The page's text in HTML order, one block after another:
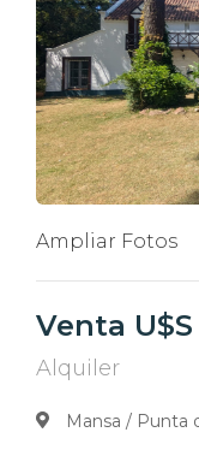
Ampliar Fotos
Venta
Alquiler
Mansa / Punta